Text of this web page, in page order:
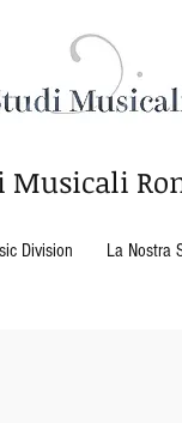
Musicali
Division La Nostra